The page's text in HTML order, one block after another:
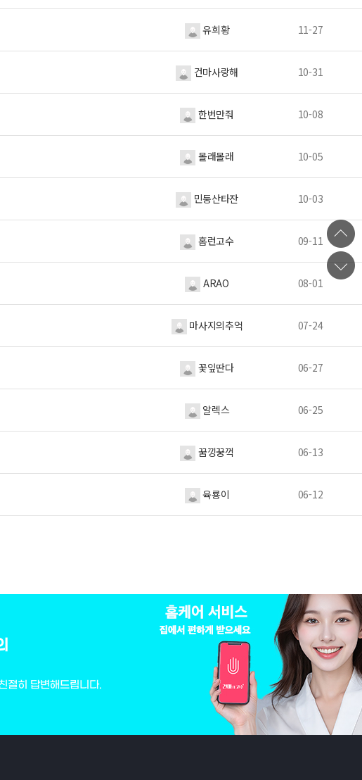
유희황 11-27
건마사랑해 10-31
한번만줘 10-08
몰래몰래 10-05
민둥산타잔 10-03
홈런고수 09-11
ARAO 08-01
마사지의추억 07-24
꽃잎딴다 06-27
알렉스 06-25
꿈낑꿍꺽 06-13
육룡이 06-12
절히 답변해드립니다.